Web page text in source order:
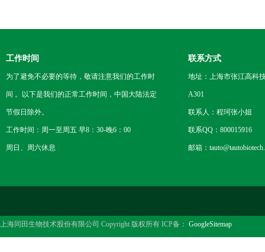
工作时间
为了避免不必要的等待，敬请注意我们的工作时
间 。以下是我们的正常工作时间，中国大陆法定
节假日除外。
工作时间：周一至周五 早8：30-晚6：00
周日、周六休息
联系方式
地址：上海市张江高科
A301
联系人：程珂张小姐
联系QQ：800015916
邮箱：
上海同田生物技术股份有限公司 Copyright 版权所有 ICP备： GoogleSitemap